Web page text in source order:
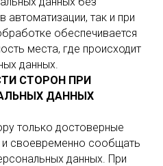
автоматизации, так и при
обеспечивается
места, где происходит
данных.
СТОРОН ПРИ
ДАННЫХ
только достоверные
своевременно сообщать
данных. При